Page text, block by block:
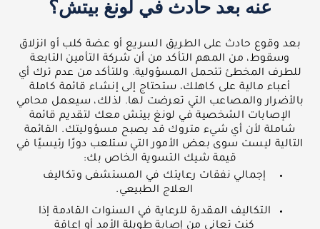
عنه بعد حادث في لونغ بيتش؟
بعد وقوع حادث على الطريق السريع أو عضة كلب أو انزلاق
وسقوط، من المهم التأكد من أن شركة التأمين التابعة
للطرف المخطئ تتحمل المسؤولية. وللتأكد من عدم ترك أي
أعباء مالية على كاهلك، ستحتاج إلى إنشاء قائمة كاملة
بالأضرار والمصاعب التي تعرضت لها. لذلك، سيعمل محامي
الإصابات الشخصية في لونغ بيتش معك لتقديم قائمة
شاملة لأن أي شيء متروك قد يصبح مسؤوليتك. القائمة
التالية ليست سوى بعض الأمور التي ستلعب دورًا رئيسيًا في
قيمة شيك التسوية الخاص بك:
إجمالي نفقات رعايتك في المستشفى وتكاليف
العلاج الطبيعي.
التكاليف المقدرة للرعاية في السنوات القادمة إذا
كنت تعاني من إصابة طويلة الأمد أو إعاقة